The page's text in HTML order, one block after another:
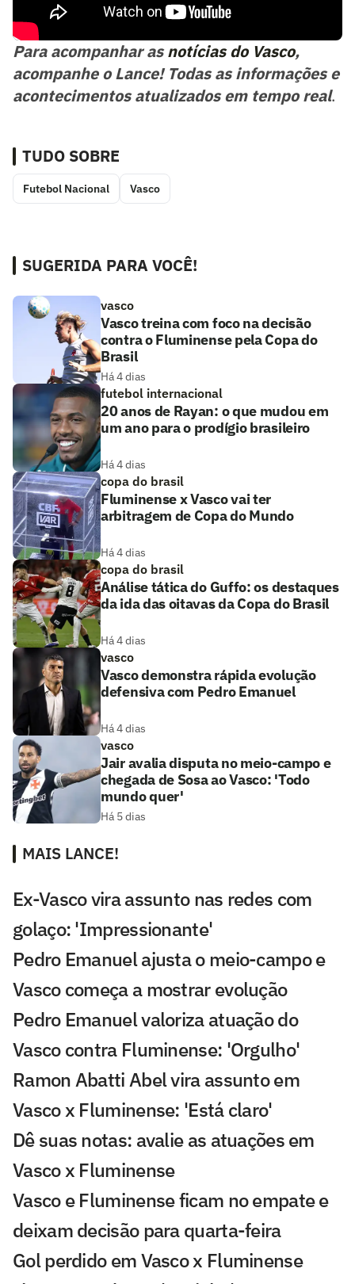
Para acompanhar asnotícias do Vasco,
acompanhe o Lance! Todas as informações e
acontecimentos atualizados em tempo real.
TUDO SOBRE
Futebol Nacional Vasco
SUGERIDA PARA VOCÊ!
vasco
Vasco treina com foco na decisão
contra o Fluminense pela Copa do
Brasil
Há 4 dias
futebol internacional
20 anos de Rayan: o que mudou em
um ano para o prodígio brasileiro
Há 4 dias
copa do brasil
Fluminense x Vasco vai ter
arbitragem de Copa do Mundo
Há 4 dias
copa do brasil
Análise tática do Guffo: os destaques
da ida das oitavas da Copa do Brasil
Há 4 dias
vasco
Vasco demonstra rápida evolução
defensiva com Pedro Emanuel
Há 4 dias
vasco
Jair avalia disputa no meio-campo e
chegada de Sosa ao Vasco: 'Todo
mundo quer'
Há 5 dias
MAIS LANCE!
Ex-Vasco vira assunto nas redes com
golaço: 'Impressionante'
Pedro Emanuel ajusta o meio-campo e
Vasco começa a mostrar evolução
Pedro Emanuel valoriza atuação do
Vasco contra Fluminense: 'Orgulho'
Ramon Abatti Abel vira assunto em
Vasco x Fluminense: 'Está claro'
Dê suas notas: avalie as atuações em
Vasco x Fluminense
Vasco e Fluminense ficam no empate e
deixam decisão para quarta-feira
Gol perdido em Vasco x Fluminense